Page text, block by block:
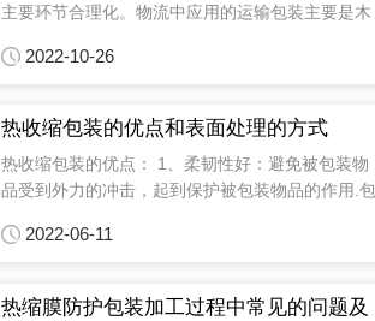
主要环节合理化。物流中应用的运输包装主要是木
载体，那在物流运输中木箱包装的功能有哪些？远
包装的几种功能，以供大家参考...
2022-10-26
热收缩包装的优点和表面处理的方式
热收缩包装的优点： 1、柔韧性好：避免被包装物
品受到外力的冲击，起到保护被包装物品的作用.
收缩率最高可达75%,适用于多件物品的集合包装
求。 ...
2022-06-11
热缩膜防护包装加工过程中常见的问题及